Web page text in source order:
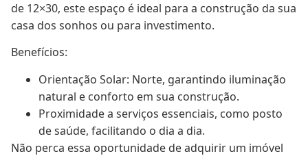
de 12×30, este espaço é ideal para a construção da sua
casa dos sonhos ou para investimento.
Benefícios:
Orientação Solar: Norte, garantindo iluminação
natural e conforto em sua construção.
Proximidade a serviços essenciais, como posto
de saúde, facilitando o dia a dia.
Não perca essa oportunidade de adquirir um imóvel